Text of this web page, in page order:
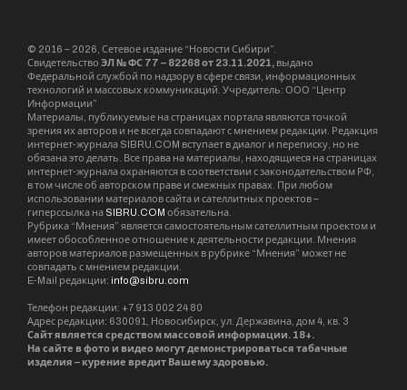
захватчиками, состоялся в Москве на Красной
площади 24 июня 1945 года. Парад принимал
маршал Георгий Жуков, командовал войсками
маршал Константин Рокоссовский. В советский
период Парад Победы проводился лишь в
юбилейные 1965, 1985 и 1990 годы. С 1995-го
парад проходит ежегодно на главной площади
РФ. Также традицией стало шествие
Бессмертного полка.
площади Ленина, ведется прямая трансляция.
В 2021 году, не смотря на ограничения из-за
коронавирусной инфекции, парад состоялся с